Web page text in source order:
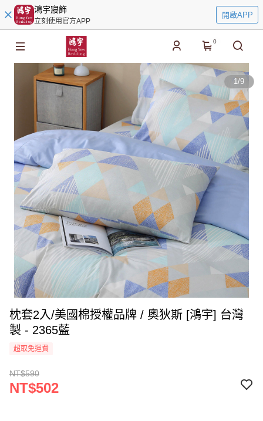
鴻宇寢飾
立刻使用官方APP
開啟APP
0
1/9
枕套2入/美國棉授權品牌 / 奧狄斯 [鴻宇] 台灣
製 - 2365藍
超取免運費
NT$590
NT$502